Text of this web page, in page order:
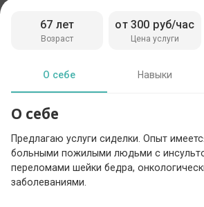
Возраст
67 лет
Цена услуги
от 300 руб/час
О себе Навыки
О себе
Предлагаю услуги сиделки. Опыт
больными пожилыми людьми с
переломами шейки бедра,
заболеваниями.